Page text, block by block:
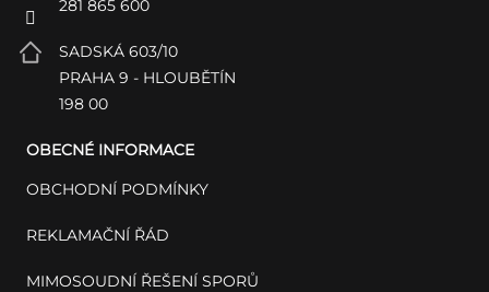
281 865 600
SADSKÁ 603/10
PRAHA 9 - HLOUBĚTÍN
198 00
OBECNÉ INFORMACE
OBCHODNÍ PODMÍNKY
REKLAMAČNÍ ŘÁD
MIMOSOUDNÍ ŘEŠENÍ SPORŮ